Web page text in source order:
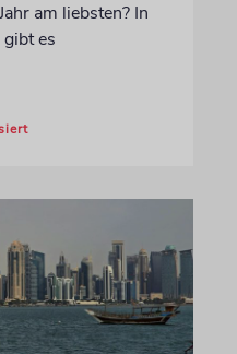
am liebsten? In
es